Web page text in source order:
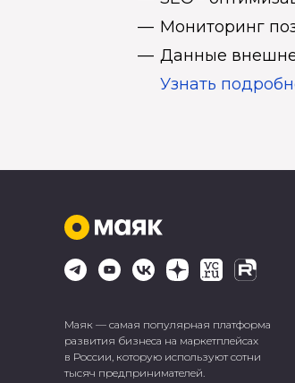
Мониторинг
Данные
Узнать
Маяк — самая популярная платформа
развития бизнеса на маркетплейсах
в России, которую используют сотни
тысяч предпринимателей.